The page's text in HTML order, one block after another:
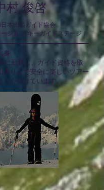
村 俊啓
日本山岳ガイド協会
ージⅡ スキーガイドステージⅠ
身
に勤務し、ガイド資格を取
滑りまで安全に楽しいツアー
う心掛けています。